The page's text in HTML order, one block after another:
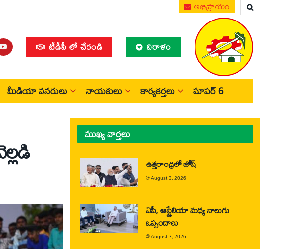
అభిప్రాయం
టీడీపీ లో చేరండి విరాళం
మీడియా వనరులు నాయకులు కార్యకర్తలు సూపర్ 6
వెల్లడి ముఖ్య వార్తలు
ఉత్తరాంధ్రలో జోష్
@August 3, 2026
ఏపీ, ఆస్ట్రేలియా మధ్య నాలుగు
ఒప్పందాలు
@August 3, 2026